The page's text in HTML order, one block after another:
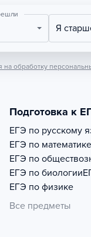
Я
на обработку
Подготовка к
ЕГЭ по русскому
ЕГЭ по математике
ЕГЭ по
ЕГЭ по биологии
ЕГЭ по физике
Все предметы